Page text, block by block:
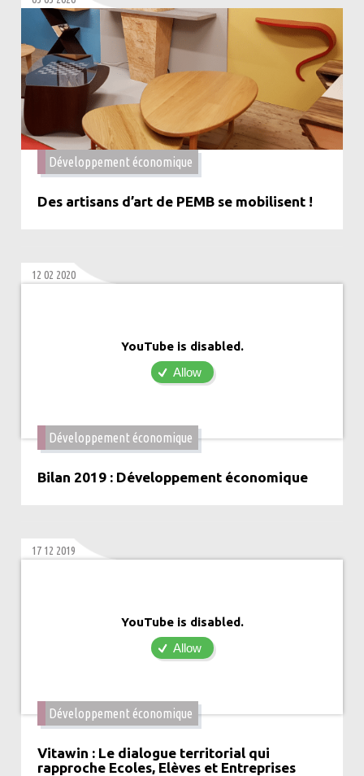
Développement économique
Des artisans d’art de PEMB se mobilisent !
12 02 2020
YouTube is disabled.
Allow
Développement économique
Bilan 2019 : Développement économique
17 12 2019
YouTube is disabled.
Allow
Développement économique
Vitawin : Le dialogue territorial qui
rapproche Ecoles, Elèves et Entreprises